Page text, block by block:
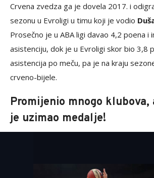
Crvena zvedza ga je dovela 2017. i
sezonu u Evroligi u timu koji je vodio
Prosečno je u ABA ligi davao 4,2 poena i
asistenciju, dok je u Evroligi skor bio 3,8
asistencija po meču, pa je na kraju
crveno-bijele.
Promijenio mnogo klubova,
je uzimao medalje!